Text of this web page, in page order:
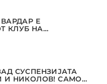
Е
КЛУБ НА
СУСПЕНЗИЈАТА
И НИКОЛОВ! САМО